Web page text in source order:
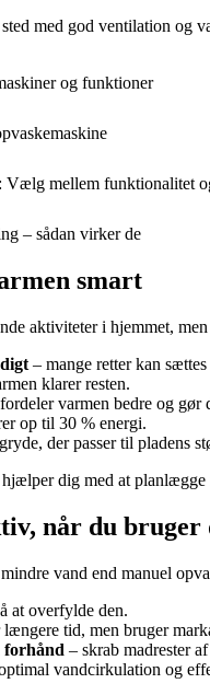
med god ventilation
og funktioner
mellem funktionalitet
– sådan virker de
smart
aktiviteter i hjemmet, men
– mange retter kan
klarer resten.
varmen bedre og gør
op til 30 % energi.
der passer til pladens
dig med at
når du
vand end manuel
at overfylde den.
længere tid, men bruger
forhånd – skrab madrester
vandcirkulation og